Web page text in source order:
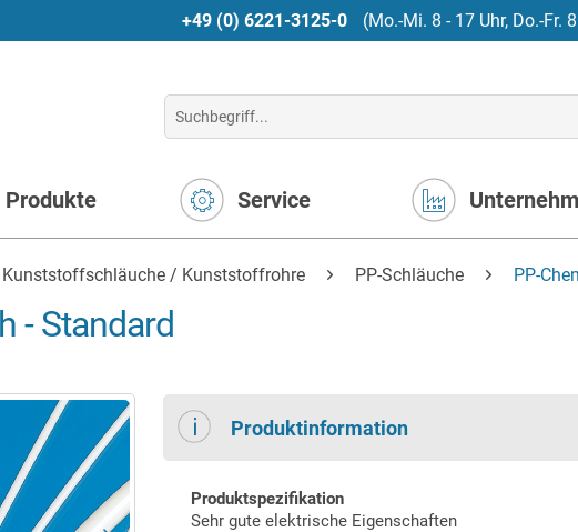
+49 (0) 6221-3125-0 (Mo.-Mi. 8 - 17 Uhr, Do.-Fr.
Produkte Service
Kunststoffschläuche / Kunststoffrohre PP-Schläuche PP-
- Standard
Produktinformation
Produktspezifikation
Sehr gute elektrische Eigenschaften